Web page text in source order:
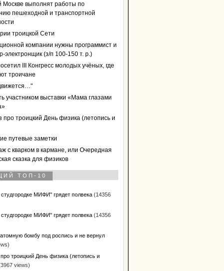
Москве выполнят работы по
пешеходной и транспортной
троицкой Сети
компании нужны программист и
электронщик (з/п 100-150 т. р.)
III Конгресс молодых учёных, где
троичане
участником выставки «Мама глазами
про троицкий День физика (летопись и
путевые заметки
с кварком в кармане, или Очередная
сказка для физиков
ТОП-10
МИФИ" грядет полвека (14356
МИФИ" грядет полвека (14356
бомбу под роспись и не вернул
троицкий День физика (летопись и
views)